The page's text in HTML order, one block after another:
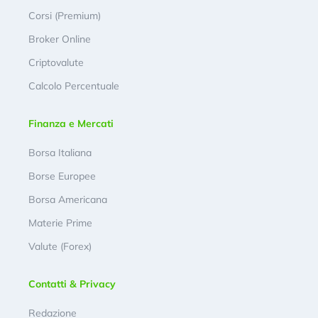
Corsi (Premium)
Broker Online
Criptovalute
Calcolo Percentuale
Finanza e Mercati
Borsa Italiana
Borse Europee
Borsa Americana
Materie Prime
Valute (Forex)
Contatti & Privacy
Redazione